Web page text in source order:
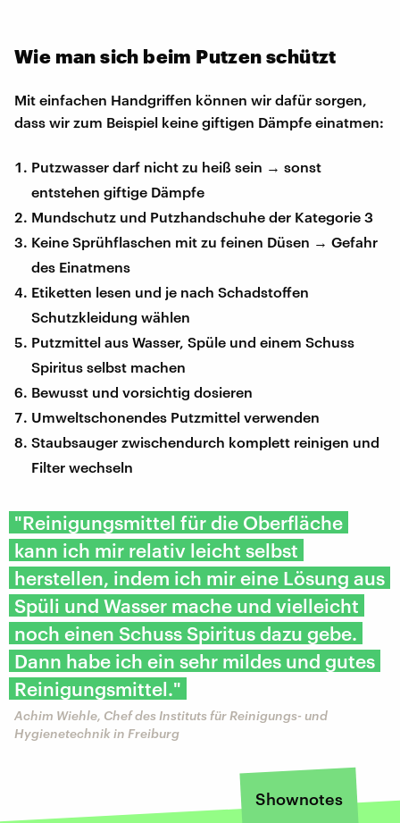
Wie man sich beim Putzen schützt
Mit einfachen Handgriffen können wir dafür sorgen,
dass wir zum Beispiel keine giftigen Dämpfe einatmen:
Putzwasser darf nicht zu heiß sein → sonst
entstehen giftige Dämpfe
Mundschutz und Putzhandschuhe der Kategorie 3
Keine Sprühflaschen mit zu feinen Düsen → Gefahr
des Einatmens
Etiketten lesen und je nach Schadstoffen
Schutzkleidung wählen
Putzmittel aus Wasser, Spüle und einem Schuss
Spiritus selbst machen
Bewusst und vorsichtig dosieren
Umweltschonendes Putzmittel verwenden
Staubsauger zwischendurch komplett reinigen und
Filter wechseln
"Reinigungsmittel für die Oberfläche
kann ich mir relativ leicht selbst
herstellen, indem ich mir eine Lösung aus
Spüli und Wasser mache und vielleicht
noch einen Schuss Spiritus dazu gebe.
Dann habe ich ein sehr mildes und gutes
Reinigungsmittel."
Achim Wiehle, Chef des Instituts für Reinigungs- und
Hygienetechnik in Freiburg
Shownotes